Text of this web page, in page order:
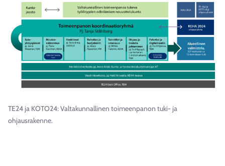
TE24 ja KOTO24: Valtakunnallinen toimeenpanon tuki- ja
ohjausrakenne.